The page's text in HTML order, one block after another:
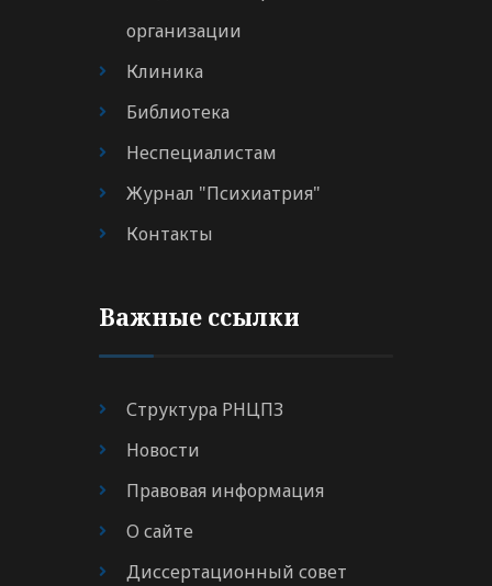
организации
Клиника
Библиотека
Неспециалистам
Журнал "Психиатрия"
Контакты
Важные ссылки
Структура РНЦПЗ
Новости
Правовая информация
О сайте
Диссертационный совет